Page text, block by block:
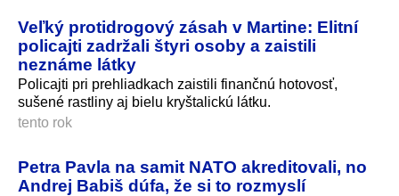
Veľký protidrogový zásah v Martine: Elitní
policajti zadržali štyri osoby a zaistili
neznáme látky
Policajti pri prehliadkach zaistili finančnú hotovosť,
sušené rastliny aj bielu kryštalickú látku.
tento rok
Petra Pavla na samit NATO akreditovali, no
Andrej Babiš dúfa, že si to rozmyslí